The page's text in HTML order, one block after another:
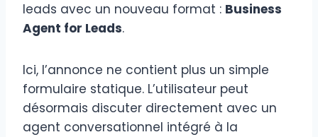
leads avec un nouveau format : Business
Agent for Leads.
Ici, l’annonce ne contient plus un simple
formulaire statique. L’utilisateur peut
désormais discuter directement avec un
agent conversationnel intégré à la